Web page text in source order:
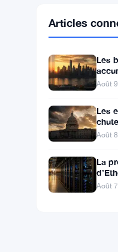
SolanaSOL
XRPXRP
Les